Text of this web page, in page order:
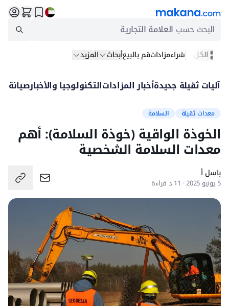
البحث حسب العلامة التجارية
الكل شراءمزاداتقم بالبيعأبحاث المزيد
آليات ثقيلة جديدةأخبار المزاداتالتكنولوجيا والأخبارصيانة
معدات ثقيلة السلامة
الخوذة الواقية (خوذة السلامة): أهم
معدات السلامة الشخصية
باسل أ
5 يونيو 2025 · 11 د قراءة